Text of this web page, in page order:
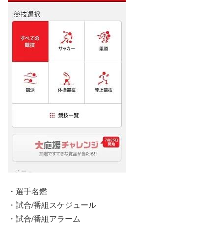
・選手名鑑
・試合/番組スケジュール
・試合/番組アラーム